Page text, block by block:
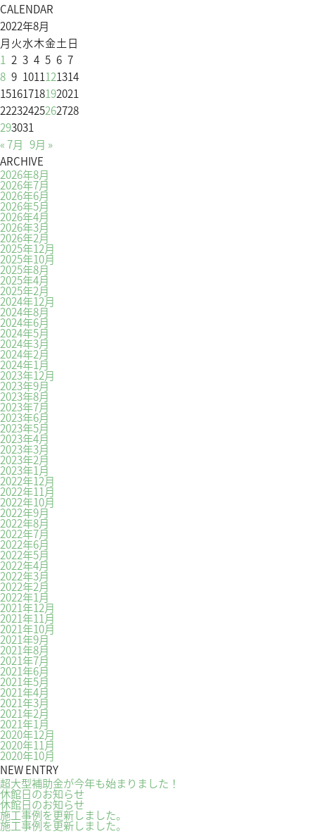
CALENDAR
2022年8月
月火水木金土日
1 2 3 4 5 6 7
8 9 1011121314
15161718192021
22232425262728
293031
« 7月 9月 »
ARCHIVE
2026年8月
2026年7月
2026年6月
2026年5月
2026年4月
2026年3月
2026年2月
2025年12月
2025年10月
2025年8月
2025年4月
2025年2月
2024年12月
2024年8月
2024年6月
2024年5月
2024年3月
2024年2月
2024年1月
2023年12月
2023年9月
2023年8月
2023年7月
2023年6月
2023年5月
2023年4月
2023年3月
2023年2月
2023年1月
2022年12月
2022年11月
2022年10月
2022年9月
2022年8月
2022年7月
2022年6月
2022年5月
2022年4月
2022年3月
2022年2月
2022年1月
2021年12月
2021年11月
2021年10月
2021年9月
2021年8月
2021年7月
2021年6月
2021年5月
2021年4月
2021年3月
2021年2月
2021年1月
2020年12月
2020年11月
2020年10月
NEW ENTRY
超大型補助金が今年も始まりました！
休館日のお知らせ
休館日のお知らせ
施工事例を更新しました。
施工事例を更新しました。